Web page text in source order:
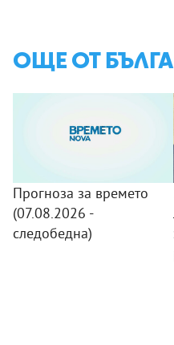
ОЩЕ ОТ
Прогноза за времето
(07.08.2026 -
следобедна)